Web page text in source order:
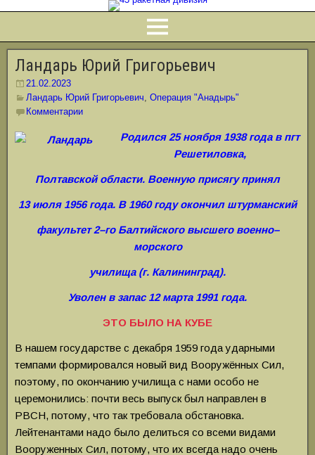
Ландарь Юрий Григорьевич
21.02.2023
Ландарь Юрий Григорьевич, Операция "Анадырь"
Комментарии
Родился 25 ноября 1938 года в пгт
Решетиловка,
Полтавской области. Военную присягу принял
13 июля 1956 года. В 1960 году окончил штурманский
факультет 2–го Балтийского высшего военно–
морского
училища (г. Калининград).
Уволен в запас 12 марта 1991 года.
ЭТО БЫЛО НА КУБЕ
В нашем государстве с декабря 1959 года ударными
темпами формировался новый вид Вооружённых Сил,
поэтому, по окончанию училища с нами особо не
церемонились: почти весь выпуск был направлен в
РВСН, потому, что так требовала обстановка.
Лейтенантами надо было делиться со всеми видами
Вооруженных Сил, потому, что их всегда надо очень